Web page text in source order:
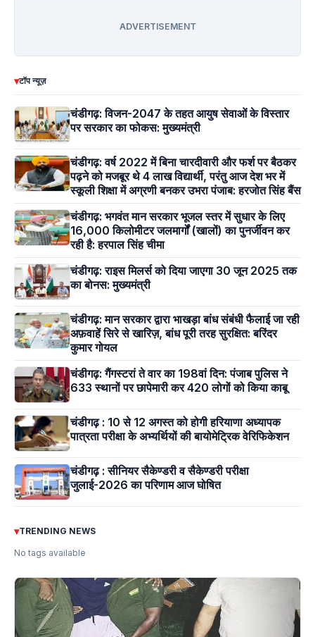
ADVERTISEMENT
▾टॉप न्यूज़
चंडीगढ़: विजन-2047 के तहत आयुष सेवाओं के विस्तार
पर सरकार का फोकस: मुख्यमंत्री
चंडीगढ़: वर्ष 2022 में बिना चारदीवारी और फर्श पर बैठकर
पढ़ने को मजबूर थे 4 लाख विद्यार्थी, परंतु आज देश भर में
स्कूली शिक्षा में अग्रणी बनकर उभरा पंजाब: हरजोत सिंह बैंस
चंडीगढ़: भगवंत मान सरकार भूजल स्तर में सुधार के लिए
16,000 किलोमीटर जलमार्गों (खालों) का पुनर्जीवन कर
रही है: हरपाल सिंह चीमा
चंडीगढ़: राइस मिलर्स को दिया जाएगा 30 जून 2025 तक
का बोनस: मुख्यमंत्री
चंडीगढ़: मान सरकार द्वारा भाखड़ा बांध संबंधी फैलाई जा रही
अफ़वाहें सिरे से खारिज़, बांध पूरी तरह सुरक्षित: बरिंदर
कुमार गोयल
चंडीगढ़: गैंगस्टरां ते वार का 198वां दिन: पंजाब पुलिस ने
633 स्थानों पर छापेमारी कर 420 लोगों को किया काबू
चंडीगढ़ : 10 से 12 अगस्त को होगी हरियाणा अध्यापक
पात्रता परीक्षा के अभ्यर्थियों की बायोमेट्रिक वेरिफिकेशन
चंडीगढ़ : सीनियर सैकेण्डरी व सैकेण्डरी परीक्षा
जुलाई-2026 का परिणाम आज घोषित
▾TRENDING NEWS
No tags available